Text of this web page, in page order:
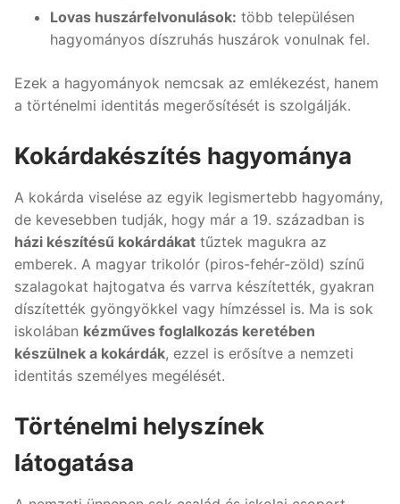
Lovas huszárfelvonulások: több településen
hagyományos díszruhás huszárok vonulnak fel.
Ezek a hagyományok nemcsak az emlékezést, hanem
a történelmi identitás megerősítését is szolgálják.
Kokárdakészítés hagyománya
A kokárda viselése az egyik legismertebb hagyomány,
de kevesebben tudják, hogy már a 19. században is
házi készítésű kokárdákat tűztek magukra az
emberek. A magyar trikolór (piros-fehér-zöld) színű
szalagokat hajtogatva és varrva készítették, gyakran
díszítették gyöngyökkel vagy hímzéssel is. Ma is sok
iskolában kézműves foglalkozás keretében
készülnek a kokárdák, ezzel is erősítve a nemzeti
identitás személyes megélését.
Történelmi helyszínek
látogatása